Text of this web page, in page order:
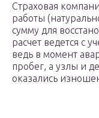
Страховая
работы
сумму для
расчет ведется с
ведь в момент
пробег, а узлы и
оказались